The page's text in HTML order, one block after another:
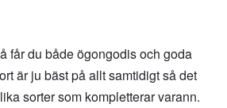
får du både ögongodis och goda
är ju bäst på allt samtidigt så det
sorter som kompletterar varann.